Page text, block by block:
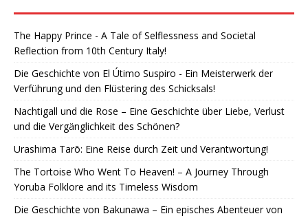
The Happy Prince - A Tale of Selflessness and Societal
Reflection from 10th Century Italy!
Die Geschichte von El Útimo Suspiro - Ein Meisterwerk der
Verführung und den Flüstering des Schicksals!
Nachtigall und die Rose – Eine Geschichte über Liebe, Verlust
und die Vergänglichkeit des Schönen?
Urashima Tarō: Eine Reise durch Zeit und Verantwortung!
The Tortoise Who Went To Heaven! – A Journey Through
Yoruba Folklore and its Timeless Wisdom
Die Geschichte von Bakunawa – Ein episches Abenteuer von